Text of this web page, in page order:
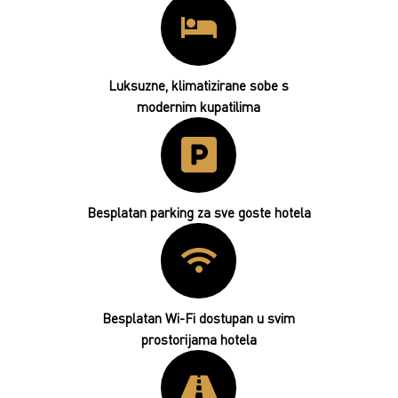
Luksuzne, klimatizirane sobe s
modernim kupatilima
Besplatan parking za sve goste hotela
Besplatan Wi-Fi dostupan u svim
prostorijama hotela